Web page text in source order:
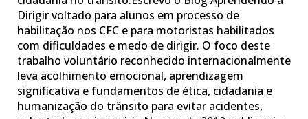
Dirigir voltado para alunos em processo de
habilitação nos CFC e para motoristas habilitados
com dificuldades e medo de dirigir. O foco deste
trabalho voluntário reconhecido internacionalmente
leva acolhimento emocional, aprendizagem
significativa e fundamentos de ética, cidadania e
humanização do trânsito para evitar acidentes,